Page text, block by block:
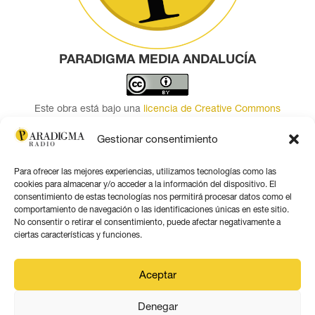
Gestionar consentimiento
Para ofrecer las mejores experiencias, utilizamos tecnologías como las
cookies para almacenar y/o acceder a la información del dispositivo. El
consentimiento de estas tecnologías nos permitirá procesar datos como el
comportamiento de navegación o las identificaciones únicas en este sitio.
No consentir o retirar el consentimiento, puede afectar negativamente a
ciertas características y funciones.
Aceptar
Denegar
PARADIGMA MEDIA ANDALUCÍA
Este obra está bajo una licencia de Creative Commons
Seguir
Seguir
Seguir
Seguir